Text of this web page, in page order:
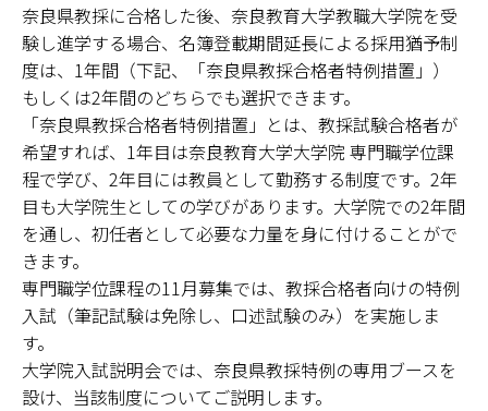
奈良県教採に合格した後、奈良教育大学教職大学院を受
験し進学する場合、名簿登載期間延長による採用猶予制
度は、1年間（下記、「奈良県教採合格者特例措置」）
もしくは2年間のどちらでも選択できます。
「奈良県教採合格者特例措置」とは、教採試験合格者が
希望すれば、1年目は奈良教育大学大学院 専門職学位課
程で学び、2年目には教員として勤務する制度です。2年
目も大学院生としての学びがあります。大学院での2年間
を通し、初任者として必要な力量を身に付けることがで
きます。
専門職学位課程の11月募集では、教採合格者向けの特例
入試（筆記試験は免除し、口述試験のみ）を実施しま
す。
大学院入試説明会では、奈良県教採特例の専用ブースを
設け、当該制度についてご説明します。